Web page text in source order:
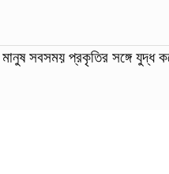
মানুষ সবসময় প্রকৃতির সঙ্গে